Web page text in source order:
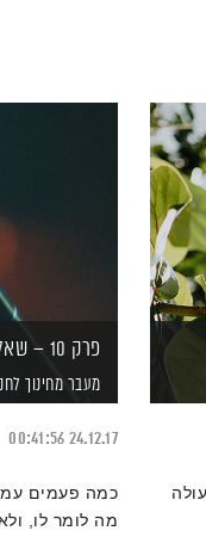
פרק 10 – שאלות המאזינים – חלק א'
מעבר מחינוך
24.12.17
00:41:56
כמה פעמים
מה לומר לו,